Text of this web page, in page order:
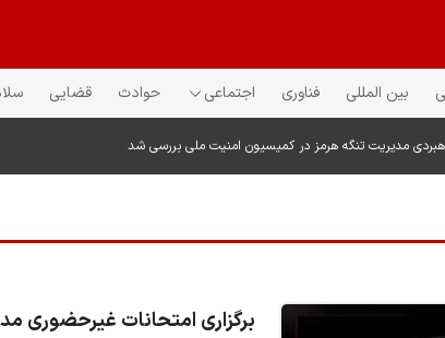
بین المللی فناوری اجتماعی حوادث قضایی
مدیریت تنگه هرمز در کمیسیون امنیت ملی بررسی شد
برگزاری امتحانات غیرحضوری